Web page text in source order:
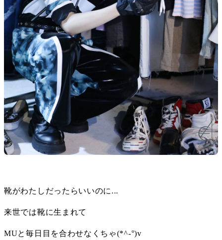
靴がわたしだったらいいのに...
来世では靴に生まれて
MUと毎日目を合わせなくちゃ(*^-°)v